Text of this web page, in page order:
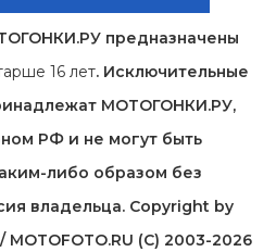
предназначены
16 лет. Исключительные
МОТОГОНКИ.РУ,
РФ и не могут быть
либо образом без
владельца. Copyright by
MOTOFOTO.RU (C) 2003-2026